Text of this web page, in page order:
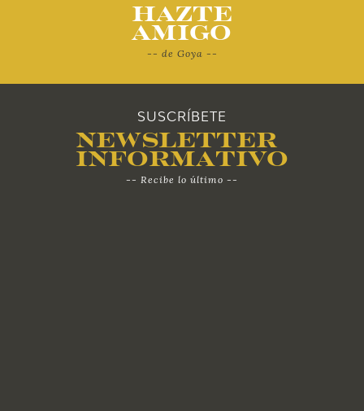
Hazte
Amigo
-- de Goya --
SUSCRÍBETE
Newsletter
Informativo
-- Recibe lo último --